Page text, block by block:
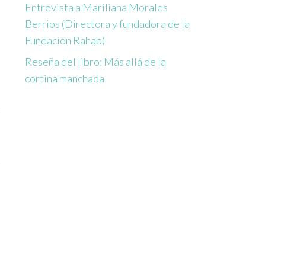
Entrevista a Mariliana Morales
Berrios (Directora y fundadora de la
Fundación Rahab)
Reseña del libro: Más allá de la
cortina manchada